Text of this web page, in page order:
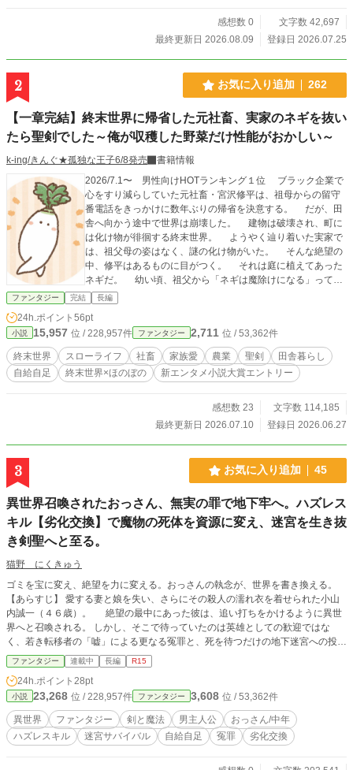
感想数 0
文字数 42,697
最終更新日 2026.08.09
登録日 2026.07.25
2 お気に入り追加 262
【一章完結】終末世界に帰省した元社畜、実家のネギを抜い
たら聖剣でした～俺が収穫した野菜だけ性能がおかしい～
k-ing/きんぐ★孤独な王子6/8発売
書籍情報
2026/7.1〜 男性向けHOTランキング１位 ブラック企業で
心をすり減らしていた元社畜・宮沢修平は、祖母からの留守
番電話をきっかけに数年ぶりの帰省を決意する。 だが、田
舎へ向かう途中で世界は崩壊した。 建物は破壊され、町に
は化け物が徘徊する終末世界。 ようやく辿り着いた実家で
は、祖父母の姿はなく、謎の化け物がいた。 そんな絶望の
中、修平はあるものに目がつく。 それは庭に植えてあった
ネギだ。 幼い頃、祖父から「ネギは魔除けになる」って言
われたことを思い出す。 咄嗟に畑から引き抜いた一本のネ
ギを振ると、なぜか化け物を真っ二つにする〝聖剣〟へと変
わる。 自室に行くと、祖父からの手紙。 祖父の残した手
紙を頼りに避難所へ向かうと、ようやく祖父母と再会する。
だが、変わり果てた祖母の姿に修平は戸惑う。 世界が変
わり果てたように、祖母も変わってしまった。 それでも修
平は、今度は自分が祖父母を守ろうと決意する。 食べ物を
不思議な力を持つことに気づく。 ネギは聖剣、大根は自由
に歩き回り、白菜は鉄壁の盾となる。 次々とおかしな力を
ファンタジー 完結 長編
24h.ポイント 56pt
小説 15,957 位 / 228,957件 ファンタジー 2,711 位 / 53,362件
終末世界 スローライフ 社畜 家族愛 農業 聖剣
田舎暮らし
自給自足
終末世界×ほのぼの 新エンタメ小説大賞エントリー
感想数 23
文字数 114,185
最終更新日 2026.07.10
登録日 2026.06.27
3 お気に入り追加 45
異世界召喚されたおっさん、無実の罪で地下牢へ。ハズレス
キル【劣化交換】で魔物の死体を資源に変え、迷宮を生き抜
き剣聖へと至る。
猫野 にくきゅう
ゴミを宝に変え、絶望を力に変える。おっさんの執念が、世界を書き換える。
【あらすじ】 愛する妻と娘を失い、さらにその殺人の濡れ衣を着せられた小山
内誠一（４６歳）。 絶望の最中にあった彼は、追い打ちをかけるように異世
界へと召喚される。 しかし、そこで待っていたのは英雄としての歓迎ではな
く、若き転移者の「嘘」による更なる冤罪と、死を待つだけの地下迷宮への投獄
だった。 何もかもを失い、死を望んでいた誠一。 だが、迷宮の奥底で「願い
を叶える巨石」と出会い、彼の心に再び灯がともる。 「家族を殺した真犯人
を、警察が捕まえるようにしてくれ。俺が消えたあの日から、三日以内に」 そ
の願いを叶えるための報酬は、地下三階層の主を討つこと。 彼に与えられて
いるのは、価値を下げて別の物へと変換する奇妙な固有スキル『劣化交換』。
魔物の死体をパンへ、そして、スキルポイントへ。 スーツ姿の中年は、血に
汚れながら、自給自足の迷宮攻略を開始する。 すべては、残してきた世界の
ファンタジー 連載中 長編 R15
24h.ポイント 28pt
小説 23,268 位 / 228,957件 ファンタジー 3,608 位 / 53,362件
異世界 ファンタジー 剣と魔法 男主人公
おっさん/中年
ハズレスキル
迷宮サバイバル 自給自足 冤罪 劣化交換